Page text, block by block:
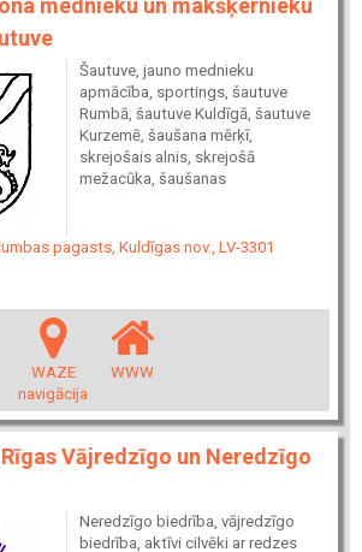
Šautuve, jauno mednieku
apmācība, sportings, šautuve
Rumbā, šautuve Kuldīgā, šautuve
Kurzemē, šaušana mērķī,
skrejošais alnis, skrejošā
mežacūka, šaušanas
pagasts, Kuldīgas nov., LV-3301
WAZE
navigācija
WWW
Vājredzīgo un Neredzīgo
Neredzīgo biedrība, vājredzīgo
biedrība, aktīvi cilvēki ar redzes